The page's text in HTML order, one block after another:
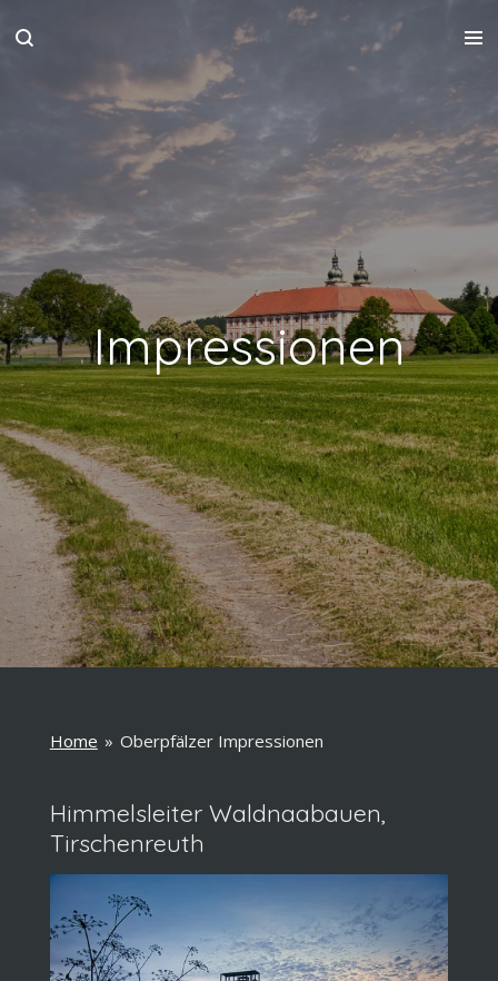
Hauptinhalt
Impressionen
Home » Oberpfälzer Impressionen
Himmelsleiter Waldnaabauen,
Tirschenreuth